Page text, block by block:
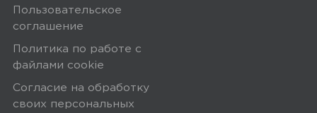
Пользовательское
соглашение
Политика по работе с
файлами сookie
Согласие на обработку
своих персональных